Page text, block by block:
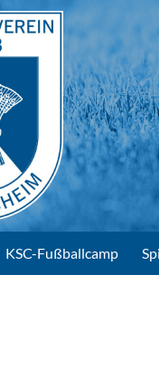
KSC-Fußballcamp